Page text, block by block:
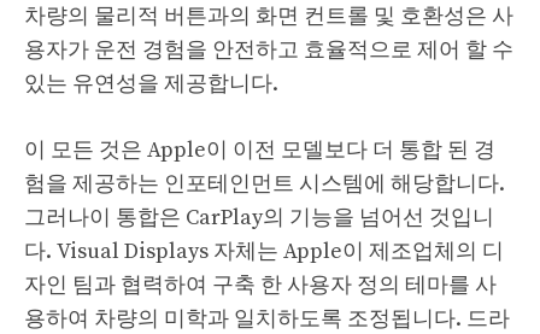
차량의 물리적 버튼과의 화면 컨트롤 및 호환성은 사
용자가 운전 경험을 안전하고 효율적으로 제어 할 수
있는 유연성을 제공합니다.
이 모든 것은 Apple이 이전 모델보다 더 통합 된 경
험을 제공하는 인포테인먼트 시스템에 해당합니다.
그러나이 통합은 CarPlay의 기능을 넘어선 것입니
다. Visual Displays 자체는 Apple이 제조업체의 디
자인 팀과 협력하여 구축 한 사용자 정의 테마를 사
용하여 차량의 미학과 일치하도록 조정됩니다. 드라